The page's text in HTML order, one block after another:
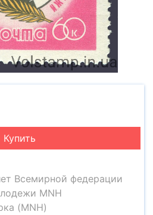
Купить
Всемирной федерации
MNH
(MNH)